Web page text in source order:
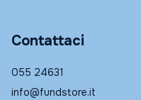
Contattaci
055 24631
info@fundstore.it